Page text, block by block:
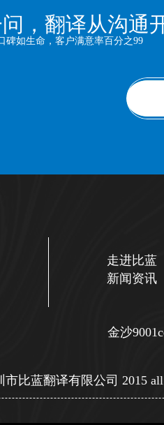
，翻译从沟通
碑如生命，客户满意率百分之99
走进比蓝
新闻资讯
金沙
比蓝翻译有限公司 2015 all